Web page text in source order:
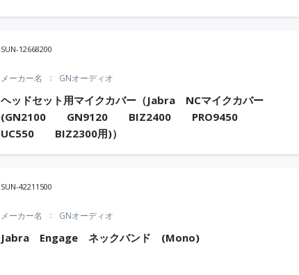
SUN-12668200
ヘッドセット用マイクカバー（Jabra NCマイクカバー
(GN2100 GN9120 BIZ2400 PRO9450
UC550 BIZ2300用)）
メーカー名 GNオーディオ
SUN-42211500
Jabra Engage ネックバンド (Mono)
メーカー名 GNオーディオ